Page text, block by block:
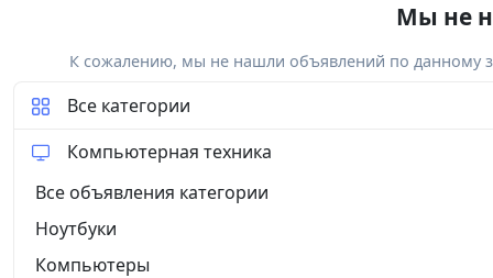
Мы не
К сожалению, мы не нашли объявлений по данному
Все категории
Компьютерная техника
Все объявления категории
Ноутбуки
Компьютеры